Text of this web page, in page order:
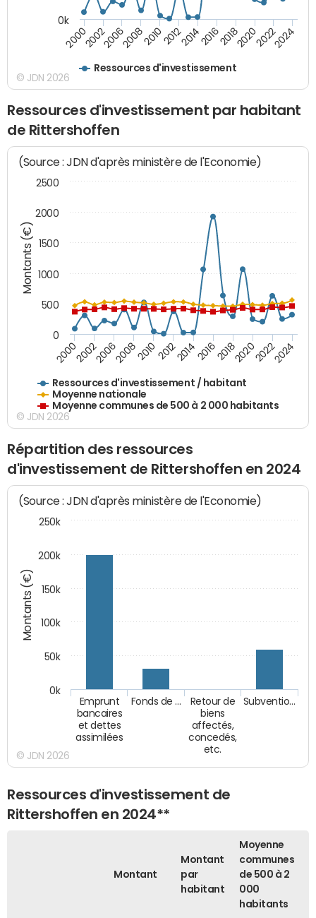
Ressources d'investissement
200020022006200820102012201420162018202020222024
0k
© JDN 2026
Ressources d'investissement par habitant
de Rittershoffen
Montants (€)
(Source : JDN d'après ministère de l'Economie)
Ressources d'investissement / habitant
Moyenne nationale
Moyenne communes de 500 à 2 000 habitants
200020022006200820102012201420162018202020222024
0
500
1000
1500
2000
2500
© JDN 2026
Répartition des ressources
d'investissement de Rittershoffen en 2024
Montants (€)
(Source : JDN d'après ministère de l'Economie)
Emprunt
bancaires
et dettes
assimilées
Fonds de …
Retour de
biens
affectés,
concedés,
etc.
Subventio…
0k
50k
100k
150k
200k
250k
© JDN 2026
Ressources d'investissement de
Rittershoffen en 2024**
Montant
Montant
par
habitant
Moyenne
communes
de 500 à 2
000
habitants